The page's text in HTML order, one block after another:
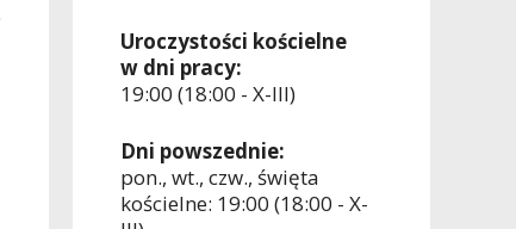
Uroczystości kościelne
w dni pracy:
19:00 (18:00 - X-III)
Dni powszednie:
pon., wt., czw., święta
kościelne: 19:00 (18:00 - X-